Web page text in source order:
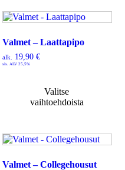
Valmet – Laattapipo
alk. 19,90 €
sis. ALV 25,5%
Valitse
vaihtoehdoista
Valmet – Collegehousut